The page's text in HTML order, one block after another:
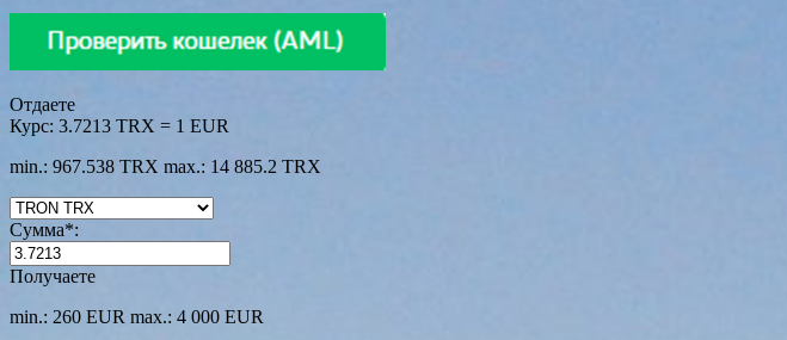
Отдаете
Курс: 3.7213 TRX = 1 EUR
min.: 967.538 TRX max.: 14 885.2 TRX
Сумма*:
Получаете
min.: 260 EUR max.: 4 000 EUR